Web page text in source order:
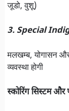
जूडो, वुशू)
3. Special
मलखम्ब, योगासन
व्यवस्था होगी
स्कोरिंग सिस्टम और